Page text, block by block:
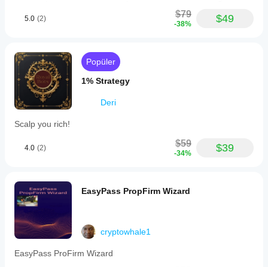
5.0 (2) $79
-38% $49
Popüler
1% Strategy
Deri
Scalp you rich!
4.0 (2) $59
-34% $39
EasyPass PropFirm Wizard
cryptowhale1
EasyPass ProFirm Wizard